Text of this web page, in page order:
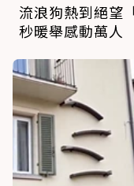
流浪狗熱到絕望
秒暖舉感動萬人